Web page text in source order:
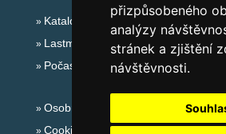
přizpůsobeného
analýzy
stránek a zjištění
návštěvnosti.
Katalog ubytování Krkonoše
Lastminute Krkonoše
Počasí na horách
Osobní údaje
Cookies